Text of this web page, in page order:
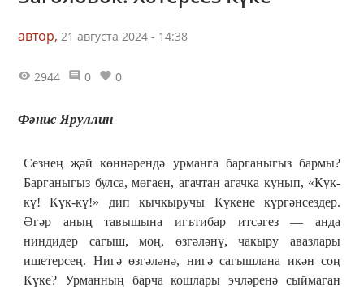
автор, 21 августа 2024 - 14:38
2944 0 0
Фәнис Яруллин
Сезнең җәй көннәрендә урманга барганыгыз бармы?
Барганыгыз булса, мөгаен, агачтан агачка кунып, «Күк-
кү! Күк-кү!» дип кычкыручы Күкене күргәнсездер.
Әгәр аның тавышына игътибар итсәгез — анда
ниндидер сагыш, моң, өзгәләнү, чакыру авазлары
ишетерсең. Нигә өзгәләнә, нигә сагышлана икән соң
Күке? Урманның барча кошлары эчләренә сыймаган